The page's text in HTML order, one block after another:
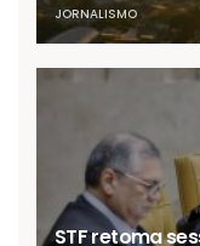
JORNALISMO
STF retoma